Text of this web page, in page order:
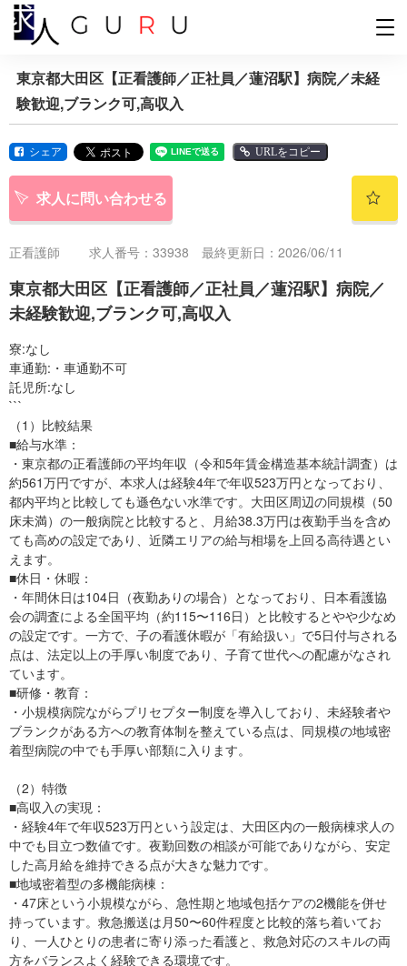
東京都大田区【正看護師／正社員／蓮沼駅】病院／未経
験歓迎,ブランク可,高収入
シェア URLをコピー
求人に問い合わせる
正看護師 求人番号：33938 最終更新日：2026/06/11
東京都大田区【正看護師／正社員／蓮沼駅】病院／
未経験歓迎,ブランク可,高収入
寮:なし
車通勤:・車通勤不可
託児所:なし
```
（1）比較結果
■給与水準：
・東京都の正看護師の平均年収（令和5年賃金構造基本統計調査）は
約561万円ですが、本求人は経験4年で年収523万円となっており、
都内平均と比較しても遜色ない水準です。大田区周辺の同規模（50
床未満）の一般病院と比較すると、月給38.3万円は夜勤手当を含め
ても高めの設定であり、近隣エリアの給与相場を上回る高待遇とい
えます。
■休日・休暇：
・年間休日は104日（夜勤ありの場合）となっており、日本看護協
会の調査による全国平均（約115〜116日）と比較するとやや少なめ
の設定です。一方で、子の看護休暇が「有給扱い」で5日付与される
点は、法定以上の手厚い制度であり、子育て世代への配慮がなされ
ています。
■研修・教育：
・小規模病院ながらプリセプター制度を導入しており、未経験者や
ブランクがある方への教育体制を整えている点は、同規模の地域密
着型病院の中でも手厚い部類に入ります。
（2）特徴
■高収入の実現：
・経験4年で年収523万円という設定は、大田区内の一般病棟求人の
中でも目立つ数値です。夜勤回数の相談が可能でありながら、安定
した高月給を維持できる点が大きな魅力です。
■地域密着型の多機能病棟：
・47床という小規模ながら、急性期と地域包括ケアの2機能を併せ
持っています。救急搬送は月50〜60件程度と比較的落ち着いてお
り、一人ひとりの患者に寄り添った看護と、救急対応のスキルの両
方をバランスよく経験できる環境です。